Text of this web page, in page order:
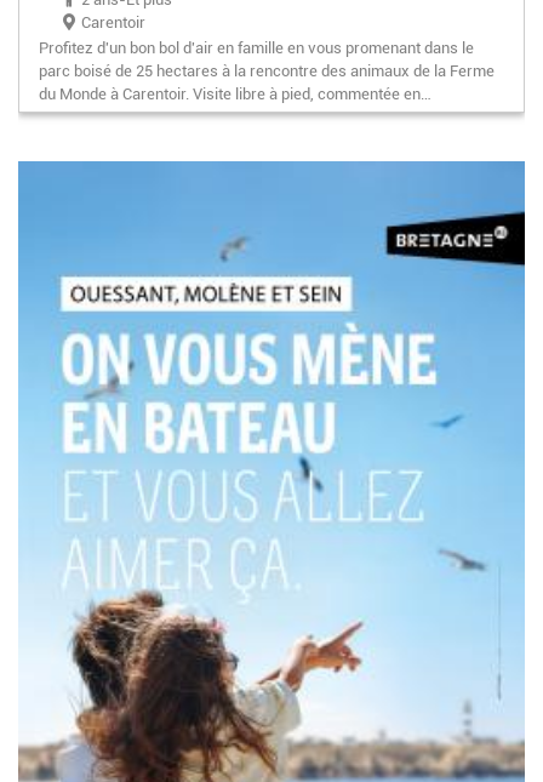
Carentoir
Profitez d'un bon bol d'air en famille en vous promenant dans le
parc boisé de 25 hectares à la rencontre des animaux de la Ferme
du Monde à Carentoir. Visite libre à pied, commentée en…